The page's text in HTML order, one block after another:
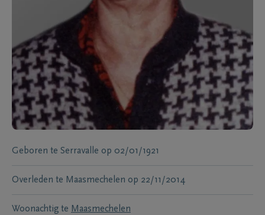
Geboren te Serravalle op 02/01/1921
Overleden te Maasmechelen op 22/11/2014
Woonachtig te Maasmechelen